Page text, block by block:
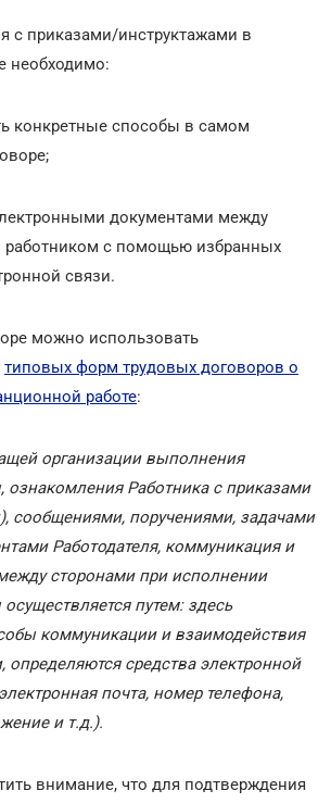
с приказами/инструктажами в
необходимо:
конкретные способы в самом
документами между
работником с помощью избранных
связи.
можно использовать
типовых форм трудовых договоров о
работе:
организации выполнения
ознакомления Работника с приказами
сообщениями, поручениями, задачами
Работодателя, коммуникация и
сторонами при исполнении
путем: здесь
коммуникации и взаимодействия
средства электронной
почта, номер телефона,
и т.д.).
внимание, что для подтверждения